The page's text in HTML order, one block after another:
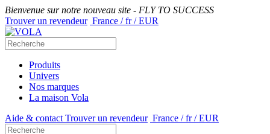
Bienvenue sur notre nouveau site - FLY TO SUCCESS
Trouver un revendeur France / fr / EUR
Produits
Univers
Nos marques
La maison Vola
Aide & contact Trouver un revendeur France / fr / EUR